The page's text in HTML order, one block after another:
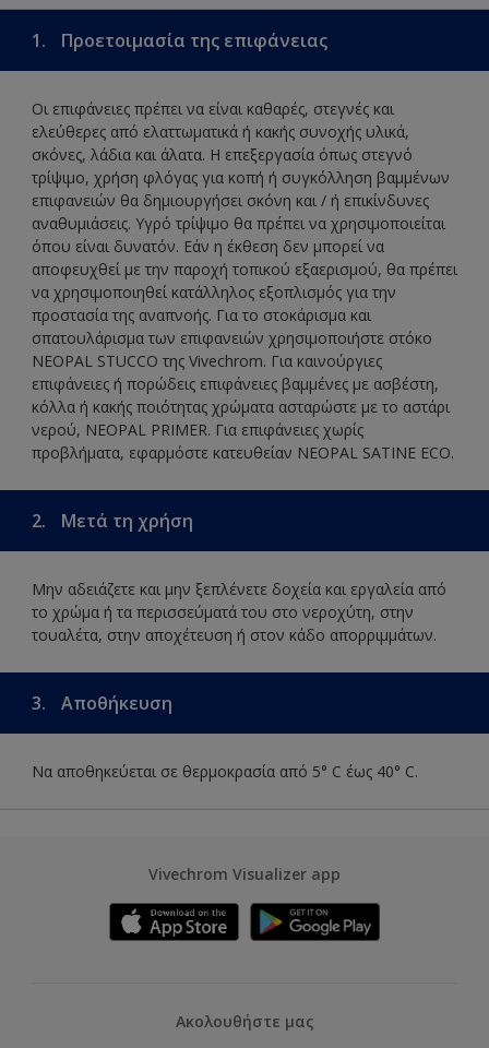
1. Προετοιμασία της επιφάνειας
Οι επιφάνειες πρέπει να είναι καθαρές, στεγνές και
ελεύθερες από ελαττωματικά ή κακής συνοχής υλικά,
σκόνες, λάδια και άλατα. Η επεξεργασία όπως στεγνό
τρίψιμο, χρήση φλόγας για κοπή ή συγκόλληση βαμμένων
επιφανειών θα δημιουργήσει σκόνη και / ή επικίνδυνες
αναθυμιάσεις. Υγρό τρίψιμο θα πρέπει να χρησιμοποιείται
όπου είναι δυνατόν. Εάν η έκθεση δεν μπορεί να
αποφευχθεί με την παροχή τοπικού εξαερισμού, θα πρέπει
να χρησιμοποιηθεί κατάλληλος εξοπλισμός για την
προστασία της αναπνοής. Για το στοκάρισμα και
σπατουλάρισμα των επιφανειών χρησιμοποιήστε στόκο
NEOPAL STUCCO της Vivechrom. Για καινούργιες
επιφάνειες ή πορώδεις επιφάνειες βαμμένες με ασβέστη,
κόλλα ή κακής ποιότητας χρώματα ασταρώστε με το αστάρι
νερού, NEOPAL PRIMER. Για επιφάνειες χωρίς
προβλήματα, εφαρμόστε κατευθείαν NEOPAL SATINE ECO.
2. Μετά τη χρήση
Μην αδειάζετε και μην ξεπλένετε δοχεία και εργαλεία από
το χρώμα ή τα περισσεύματά του στο νεροχύτη, στην
τουαλέτα, στην αποχέτευση ή στον κάδο απορριμμάτων.
3. Αποθήκευση
Να αποθηκεύεται σε θερμοκρασία από 5° C έως 40° C.
Vivechrom Visualizer app
Ακολουθήστε μας